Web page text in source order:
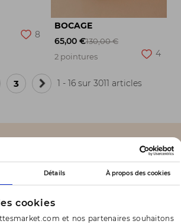
Détails À propos des cookies
cookies
et nos partenaires souhaitons
8
BOCAGE
65,00 €130,00 €
2 pointures
4
3
Page
1 - 16 sur 3011 articles
MARKET